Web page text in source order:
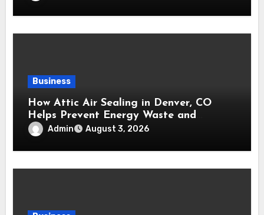
Business
How Attic Air Sealing in Denver, CO
Helps Prevent Energy Waste and
Maintain a Comfortable Home
Admin August 3, 2026